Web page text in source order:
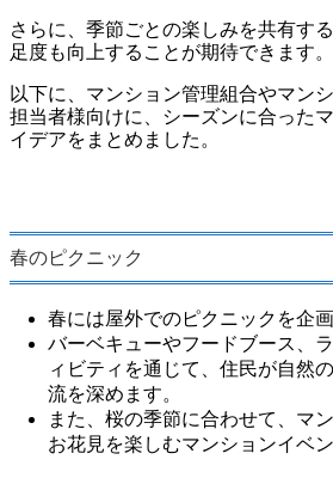
さらに、季節ごとの楽しみを共有す
足度も向上することが期待できます。
以下に、マンション管理組合やマン
担当者様向けに、シーズンに合った
イデアをまとめました。
春のピクニック
春には屋外でのピクニックを企画
バーベキューやフードブース、
ィビティを通じて、住民が自然
流を深めます。
また、桜の季節に合わせて、マ
お花見を楽しむマンションイベ